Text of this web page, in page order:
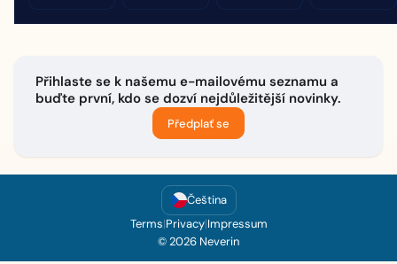
Přihlaste se k našemu e-mailovému seznamu a
buďte první, kdo se dozví nejdůležitější novinky.
Předplať se
Čeština
Terms|Privacy|Impressum
© 2026 Neverin